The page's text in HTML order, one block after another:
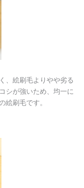
、絵刷毛よりやや劣る
シが強いため、均一に
絵刷毛です。